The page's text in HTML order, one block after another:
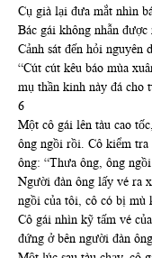
Cụ già lại đưa mắt nhìn
Bác gái không nhẫn
Cảnh sát đến hỏi nguyên
“Cút cút kêu báo mùa
mụ thần kinh này đá cho
6
Một cô gái lên tàu cao
ông ngồi rồi. Cô kiểm
ông: “Thưa ông, ông ngồi
Người đàn ông lấy vé ra
ngồi của tôi, cô có bị mù
Cô gái nhìn kỹ tấm vé
đứng ở bên người đàn ông.